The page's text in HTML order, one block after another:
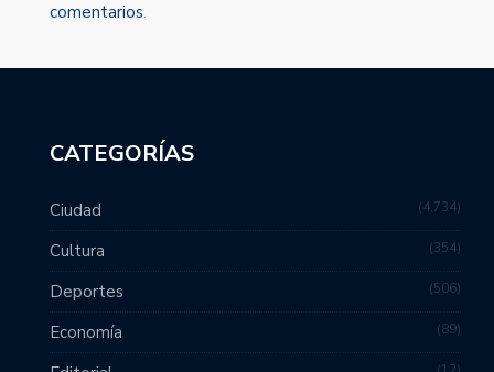
comentarios.
CATEGORÍAS
Ciudad 4,734
Cultura 354
Deportes 506
Economía 89